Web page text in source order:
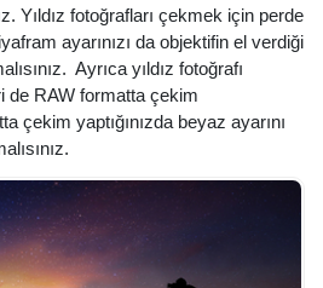
Yıldız fotoğrafları çekmek için perde
ayarınızı da objektifin el verdiği
Ayrıca yıldız fotoğrafı
de RAW formatta çekim
çekim yaptığınızda beyaz ayarını